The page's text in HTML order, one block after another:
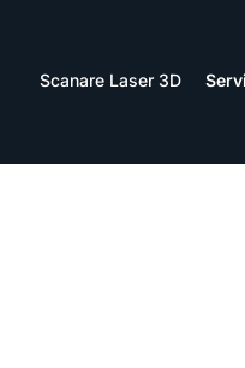
Scanare Laser 3D